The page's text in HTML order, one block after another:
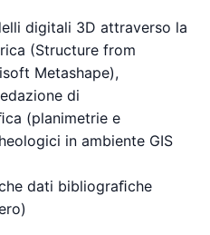
digitali 3D attraverso la
(Structure from
Metashape),
di
(planimetrie e
in ambiente GIS
dati bibliograﬁche